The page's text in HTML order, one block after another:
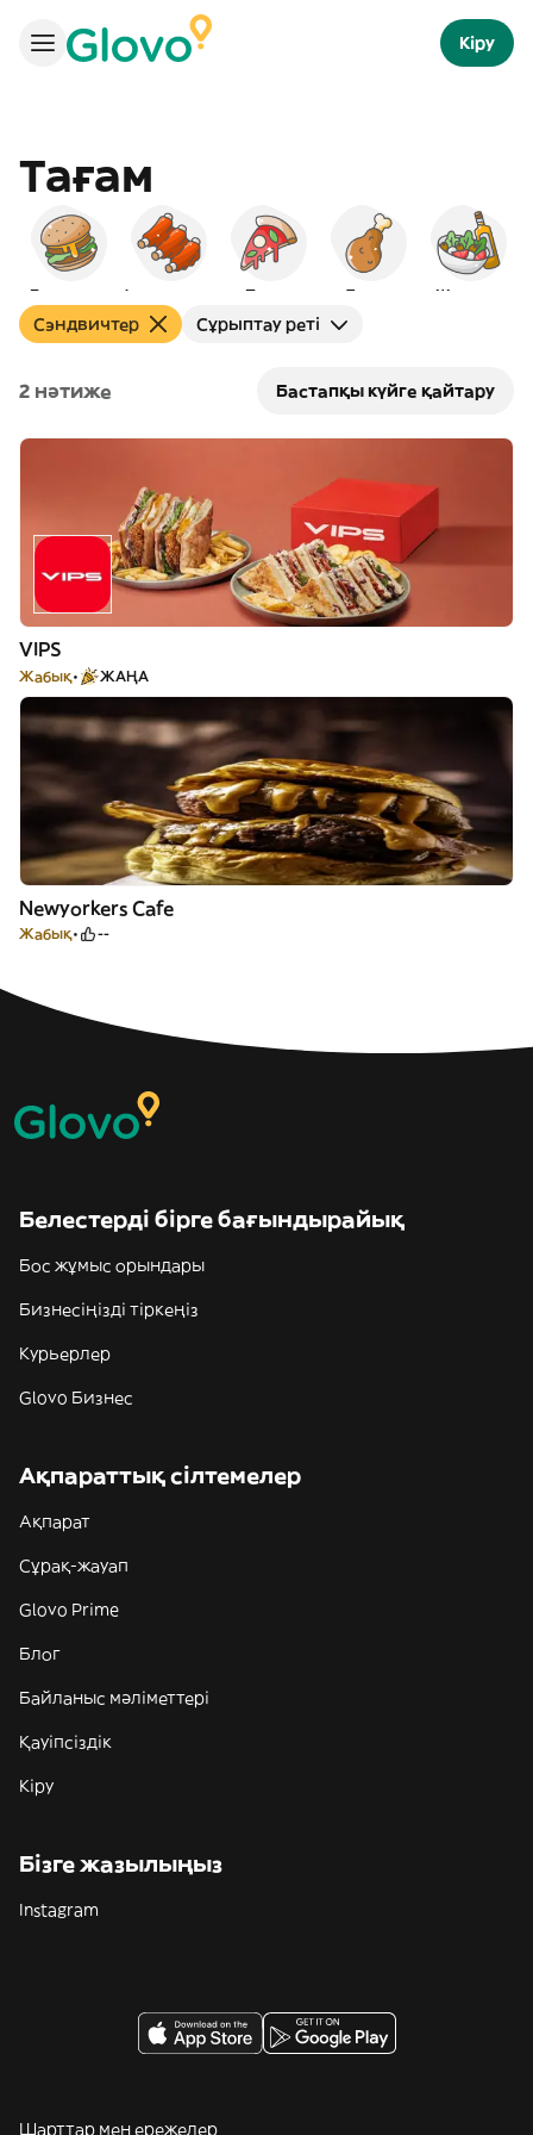
Кіру
Тағам
Бургерлер Америкалық Пицца Тауық Жерорта
Сэндвичтер Сұрыптау реті
2 нәтиже Бастапқы күйге қайтару
VIPS
Жабық ЖАҢА
Newyorkers Cafe
Жабық --
Белестерді бірге бағындырайық
Бос жұмыс орындары
Бизнесіңізді тіркеңіз
Курьерлер
Glovo Бизнес
Ақпараттық сілтемелер
Ақпарат
Сұрақ-жауап
Glovo Prime
Блог
Байланыс мәліметтері
Қауіпсіздік
Кіру
Бізге жазылыңыз
Instagram
Шарттар мен ережелер